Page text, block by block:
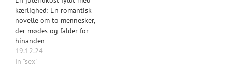
kærlighed: En romantisk
novelle om to mennesker,
der mødes og falder for
hinanden
19.12.24
In "sex"